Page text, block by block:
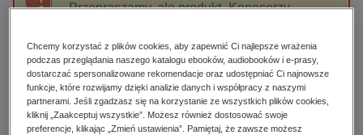
darmowe wydania
edukacja
hobby, sport, rozrywka
komputery, internet, technologie, informatyka
Przepraszamy, ale produkt „Koneserzy
High-contrast mode
Polecane
Chcemy korzystać z plików cookies, aby zapewnić Ci najlepsze wrażenia
podczas przeglądania naszego katalogu ebooków, audiobooków i e-prasy,
dostarczać spersonalizowane rekomendacje oraz udostępniać Ci najnowsze
funkcje, które rozwijamy dzięki analizie danych i współpracy z naszymi
partnerami. Jeśli zgadzasz się na korzystanie ze wszystkich plików cookies,
kliknij „Zaakceptuj wszystkie”. Możesz również dostosować swoje
preferencje, klikając „Zmień ustawienia”. Pamiętaj, że zawsze możesz